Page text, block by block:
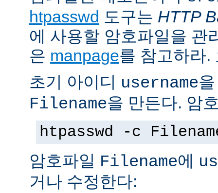
htpasswd 도구는 HTTP
에 사용할 암호파일을 관
은 manpage를 참고하라.
초기 아이디 username
Filename을 만든다. 암
htpasswd -c
암호파일 Filename에
거나 수정한다: